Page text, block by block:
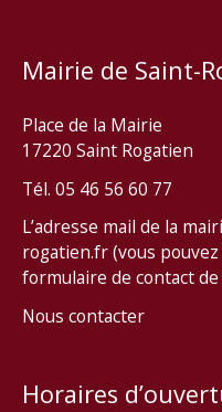
Mairie de Saint-
Place de la Mairie
17220 Saint Rogatien
Tél. 05 46 56 60 77
L’adresse mail de la
rogatien.fr (vous
formulaire de contact de
Nous contacter
Horaires